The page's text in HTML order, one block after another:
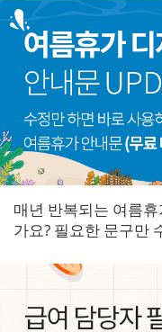
매년 반복되는 여름
가요? 필요한 문구만